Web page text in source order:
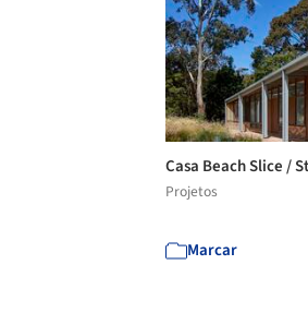
Casa Beach Slice /
Projetos
Marcar